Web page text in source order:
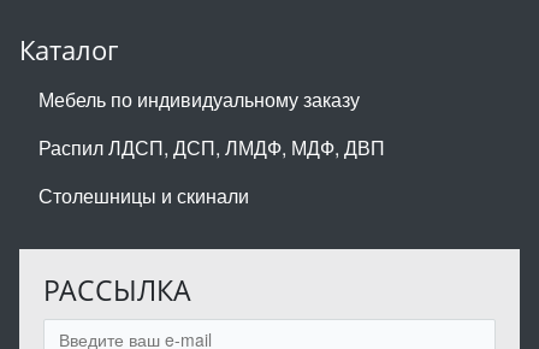
Каталог
Мебель по индивидуальному заказу
Распил ЛДСП, ДСП, ЛМДФ, МДФ, ДВП
Столешницы и скинали
РАССЫЛКА